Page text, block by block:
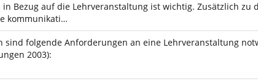
Bezug auf die Lehrveranstaltung ist wichtig. Zusätzlich zu
kommunikati…
folgende Anforderungen an eine Lehrveranstaltung
2003):